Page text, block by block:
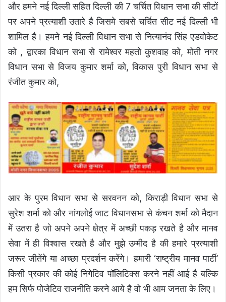
और हमने नई दिल्ली सहित दिल्ली की 7 चर्चित विधान सभा की सीटों
पर अपने प्रत्याशी उतारे है जिसमे सबसे चर्चित सीट नई दिल्ली भी
शामिल है। हमने नई दिल्ली विधान सभा से नित्यानंद सिंह एडवोकेट
को , द्वारका विधान सभा से रामेश्वर महतो कुशवाह को, मोती नगर
विधान सभा से विजय कुमार शर्मा को, विकास पुरी विधान सभा से
रंजीत कुमार को,
आर के पुरम विधान सभा से सरवनन को, किराड़ी विधान सभा से
सुरेश शर्मा को और नांगलोई जाट विधानसभा से कंचन शर्मा को मैदान
में उतरा है जो अपने अपने क्षेत्र में अच्छी पकड़ रखते है और मानव
सेवा में ही विश्वास रखते है और मुझे उम्मीद है की हमारे प्रत्याशी
जरूर जीतेंगे या अच्छा प्रदर्शन करेंगे। हमारी ‘राष्ट्रीय मानव पार्टी’
किसी प्रकार की कोई निगेटिव पॉलिटिक्स करने नहीं आई है बल्कि
हम सिर्फ पोजेटिव राजनीति करने आये है वो भी आम जनता के लिए।